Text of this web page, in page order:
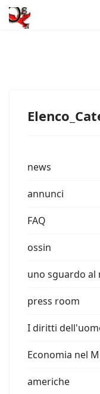
news
annunci
FAQ
ossin
uno sguardo al
press room
I diritti
Economia nel
americhe